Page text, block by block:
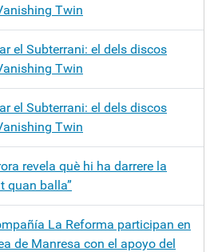
Twin
el Subterrani: el dels discos
Twin
el Subterrani: el dels discos
Twin
revela què hi ha darrere la
quan balla”
La Reforma participan en
de Manresa con el apoyo del